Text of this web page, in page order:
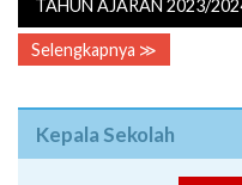
TAHUN AJARAN 2023/
Selengkapnya ≫
Kepala Sekolah